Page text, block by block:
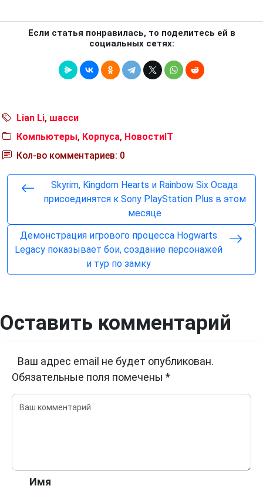
Если статья понравилась, то поделитесь ей в
социальных сетях:
Lian Li, шасси
Компьютеры, Корпуса, НовостиIT
Кол-во комментариев: 0
Skyrim, Kingdom Hearts и Rainbow Six Осада
присоединятся к Sony PlayStation Plus в этом
месяце
Демонстрация игрового процесса Hogwarts
Legacy показывает бои, создание персонажей
и тур по замку
Оставить комментарий
Ваш адрес email не будет опубликован.
Обязательные поля помечены *
Имя